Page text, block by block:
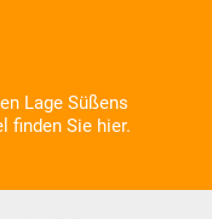
Lage Süßens
finden Sie hier.